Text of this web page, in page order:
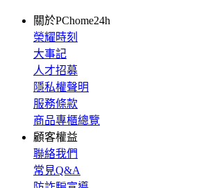
關於PChome24h
榮耀時刻
大事記
人才招募
隱私權聲明
服務條款
商品專櫃總覽
顧客權益
聯絡我們
常見Q&A